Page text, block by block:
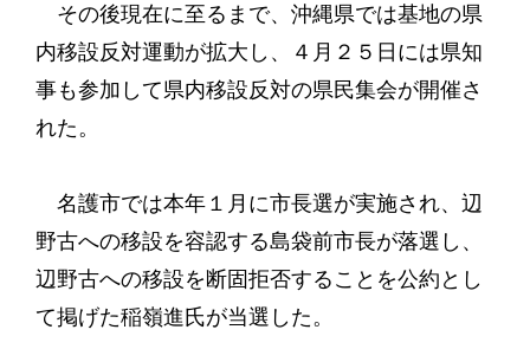
その後現在に至るまで、沖縄県では基地の県
内移設反対運動が拡大し、４月２５日には県知
事も参加して県内移設反対の県民集会が開催さ
れた。
名護市では本年１月に市長選が実施され、辺
野古への移設を容認する島袋前市長が落選し、
辺野古への移設を断固拒否することを公約とし
て掲げた稲嶺進氏が当選した。